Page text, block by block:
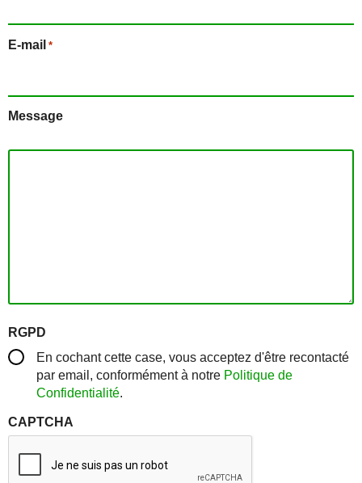
E-mail *
Message
RGPD
En cochant cette case, vous acceptez d'être recontacté
par email, conformément à notre Politique de
Confidentialité.
CAPTCHA